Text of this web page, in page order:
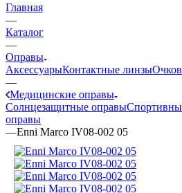
Главная
—
Каталог
—
Оправы
АксессуарыКонтактные линзы
—
Медицинские оправы
Солнцезащитные оправы
оправы
—Enni Marco IV08-002 05